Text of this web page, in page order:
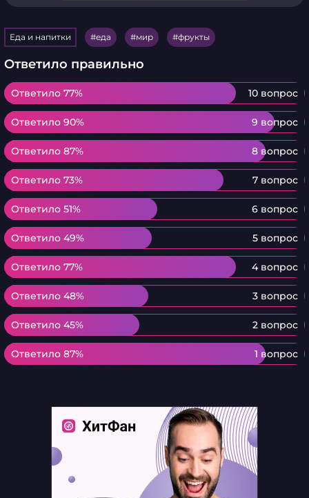
Еда и напитки еда мир фрукты
Ответило правильно
Ответило 77% 10 вопрос
Ответило 77%
Ответило 90% 9 вопрос
Ответило 90%
Ответило 87% 8 вопрос
Ответило 87%
Ответило 73% 7 вопрос
Ответило 73%
Ответило 51% 6 вопрос
Ответило 51%
Ответило 49% 5 вопрос
Ответило 49%
Ответило 77% 4 вопрос
Ответило 77%
Ответило 48% 3 вопрос
Ответило 48%
Ответило 45% 2 вопрос
Ответило 45%
Ответило 87% 1 вопрос
Ответило 87%